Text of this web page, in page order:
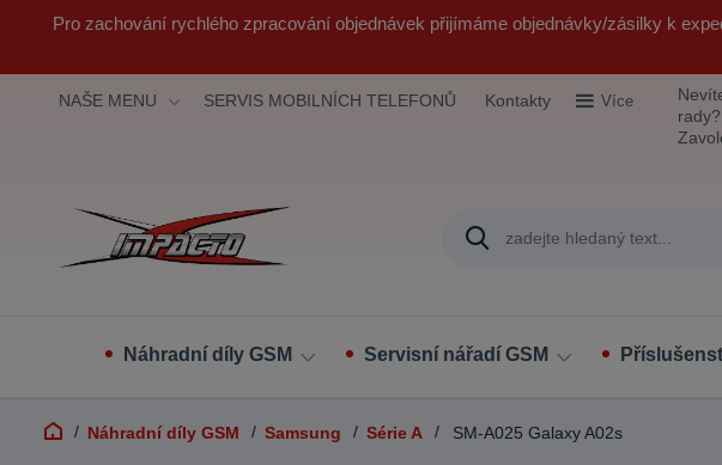
Pro zachování rychlého zpracování objednávek přijímáme objednávky/zásilky k
NAŠE MENU SERVIS MOBILNÍCH TELEFONŮ Kontakty Více
rady?
Náhradní díly GSM Servisní nářadí GSM
Náhradní díly GSM Samsung Série A SM-A025 Galaxy A02s